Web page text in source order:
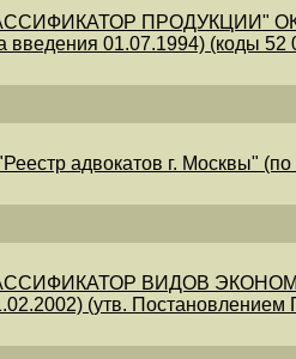
ПРОДУКЦИИ" ОК
введения 01.07.1994) (коды 52
адвокатов г. Москвы"
ВИДОВ
(утв. Постановлением